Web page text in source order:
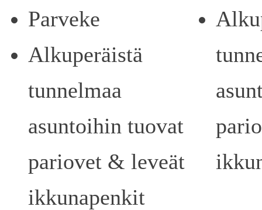
Parveke
Alkuperäistä
tunnelmaa
asuntoihin tuovat
pariovet & leveät
ikkunapenkit